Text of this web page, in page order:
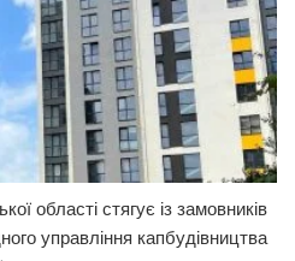
області стягує із замовників
управління капбудівництва